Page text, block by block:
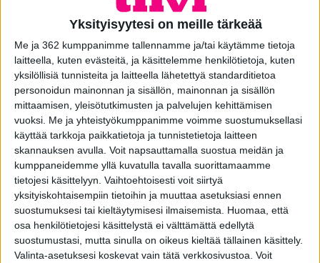
Yksityisyytesi on meille tärkeää
Me ja 362 kumppanimme tallennamme ja/tai käytämme tietoja
laitteella, kuten evästeitä, ja käsittelemme henkilötietoja, kuten
yksilöllisiä tunnisteita ja laitteella lähetettyä standarditietoa
personoidun mainonnan ja sisällön, mainonnan ja sisällön
mittaamisen, yleisötutkimusten ja palvelujen kehittämisen
vuoksi. Me ja yhteistyökumppanimme voimme suostumuksellasi
käyttää tarkkoja paikkatietoja ja tunnistetietoja laitteen
skannauksen avulla. Voit napsauttamalla suostua meidän ja
kumppaneidemme yllä kuvatulla tavalla suorittamaamme
tietojesi käsittelyyn. Vaihtoehtoisesti voit siirtyä
yksityiskohtaisempiin tietoihin ja muuttaa asetuksiasi ennen
suostumuksesi tai kieltäytymisesi ilmaisemista. Huomaa, että
osa henkilötietojesi käsittelystä ei välttämättä edellytä
suostumustasi, mutta sinulla on oikeus kieltää tällainen käsittely.
Valinta-asetuksesi koskevat vain tätä verkkosivustoa. Voit
Kastelli Villa Mokka edustaa modernia, pelkistettyä tyyliä,
jossa tilan tuntu ja luonnonvalo ovat keskiössä. Ikkunoilla on
suuri rooli siinä, että koti asettuu luontevasti ympäristöönsä.
Myös kodin värimaailma on harmonisen yhtenäinen.
Kohteessa on Tiivin ikkunoita yhteensä 11 kappaletta, ja
ratkaisut on sovitettu tarkasti eri tilojen käyttötarkoituksiin.
Ikkunoiden värimaailma tukee kodin muuta värimaailmaa
ikkunoiden sisäpuolen sävyn ollessa rauhallisen valkoinen,
kun taas ulkopuolen musta väritys sitoo ne osaksi
rakennuksen kokonaisilmettä.